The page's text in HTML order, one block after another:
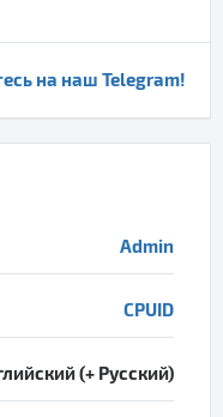
на наш Telegram!
Admin
CPUID
(+ Русский)